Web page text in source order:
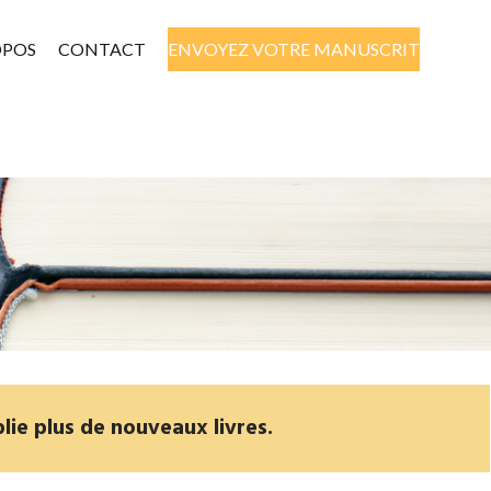
CONTACT ENVOYEZ VOTRE MANUSCRIT
plus de nouveaux livres.